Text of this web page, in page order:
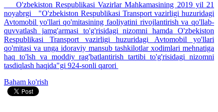
O'zbekiston Respublikasi Vazirlar Mahkamasining 2019 yil 21
noyabrgi "O'zbekiston Respublikasi Transport vazirligi huzuridagi
Avtomobil yo'llari qo'mitasining faoliyatini rivojlantirish va qo'llab-
quvvatlash jamg'armasi to'g'risidagi nizomni hamda O'zbekiston
Respublikasi Transport vazirligi huzuridagi Avtomobil yo'llari
qo'mitasi va unga idoraviy mansub tashkilotlar xodimlari mehnatiga
haq to'lsh va moddiy rag'batlantirish tartibi to'g'risidagi nizomni
tasdiqlash haqida"gi 924-sonli qarori
Baham ko'rish